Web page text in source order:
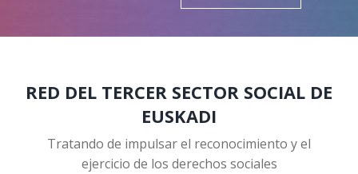
RED DEL TERCER SECTOR SOCIAL DE
EUSKADI
Tratando de impulsar el reconocimiento y el
ejercicio de los derechos sociales